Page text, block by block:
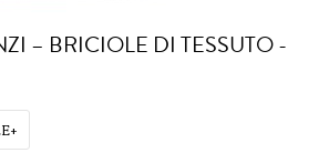
– BRICIOLE DI TESSUTO -